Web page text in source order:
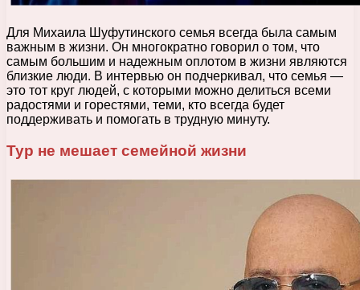
Для Михаила Шуфутинского семья всегда была самым
важным в жизни. Он многократно говорил о том, что
самым большим и надежным оплотом в жизни являются
близкие люди. В интервью он подчеркивал, что семья —
это тот круг людей, с которыми можно делиться всеми
радостями и горестями, теми, кто всегда будет
поддерживать и помогать в трудную минуту.
Тур не мешает семейной жизни